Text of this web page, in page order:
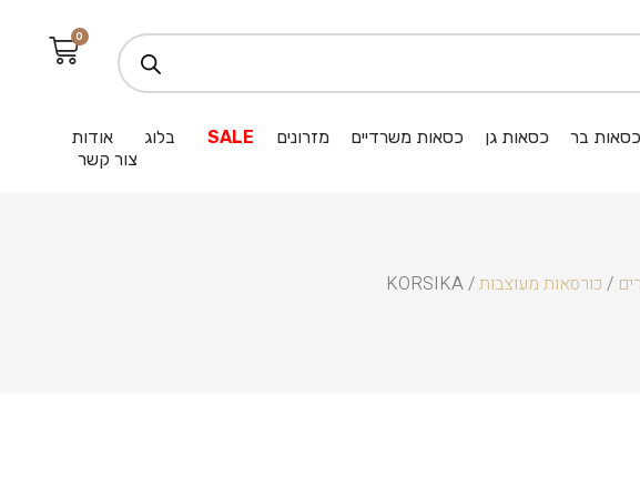
0
כסאות בר כסאות גן כסאות משרדיים
מזרונים
SALE בלוג
אודות
צור קשר
/ כורסאות מעוצבות/ KORSIKA